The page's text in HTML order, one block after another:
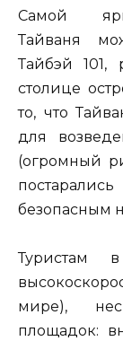
Самой
Тайваня
Тайбэй 101,
столице
то, что
для
(огромный
безопасным
Туристам
мире),
площадок: